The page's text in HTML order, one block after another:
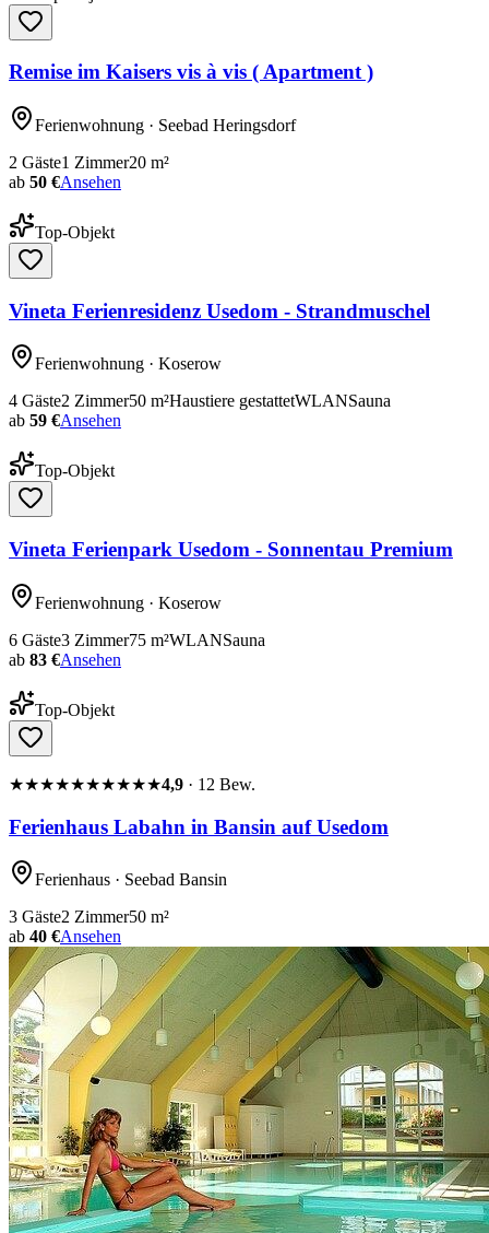
Remise im Kaisers vis à vis ( Apartment )
Ferienwohnung · Seebad Heringsdorf
2 Gäste1 Zimmer20 m²
ab 50 €Ansehen
Top-Objekt
Vineta Ferienresidenz Usedom - Strandmuschel
Ferienwohnung · Koserow
4 Gäste2 Zimmer50 m²Haustiere gestattetWLANSauna
ab 59 €Ansehen
Top-Objekt
Vineta Ferienpark Usedom - Sonnentau Premium
Ferienwohnung · Koserow
6 Gäste3 Zimmer75 m²WLANSauna
ab 83 €Ansehen
Top-Objekt
★★★★★★★★★★4,9 · 12 Bew.
Ferienhaus Labahn in Bansin auf Usedom
Ferienhaus · Seebad Bansin
3 Gäste2 Zimmer50 m²
ab 40 €Ansehen